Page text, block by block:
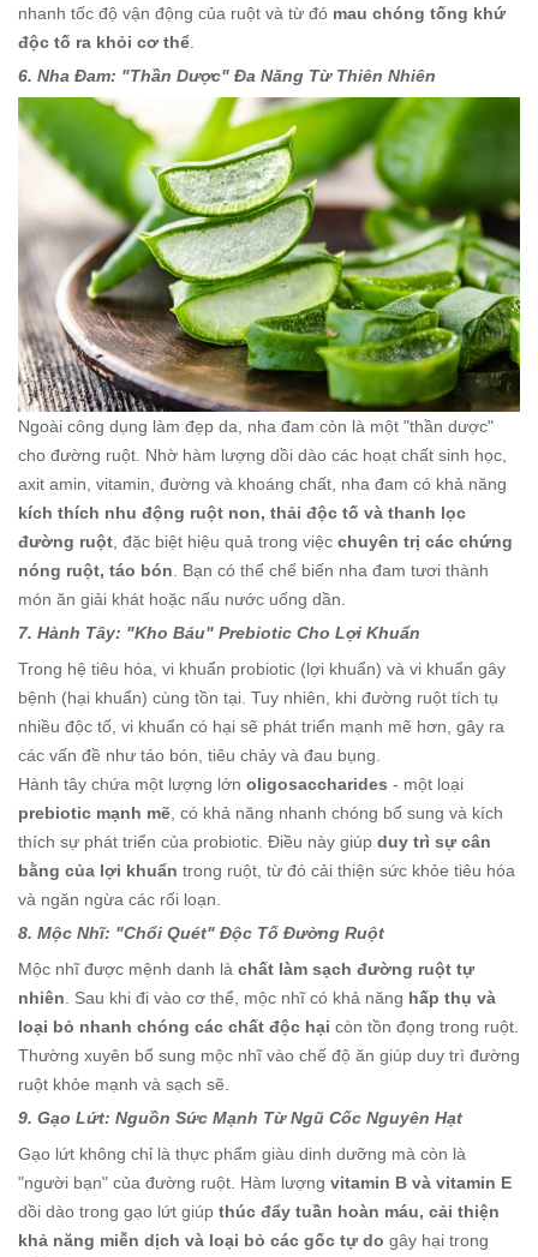
nhanh tốc độ vận động của ruột và từ đó mau chóng tống khứ
độc tố ra khỏi cơ thể.
6. Nha Đam: "Thần Dược" Đa Năng Từ Thiên Nhiên
Ngoài công dụng làm đẹp da, nha đam còn là một "thần dược"
cho đường ruột. Nhờ hàm lượng dồi dào các hoạt chất sinh học,
axit amin, vitamin, đường và khoáng chất, nha đam có khả năng
kích thích nhu động ruột non, thải độc tố và thanh lọc
đường ruột , đặc biệt hiệu quả trong việc chuyên trị các chứng
nóng ruột, táo bón . Bạn có thể chế biến nha đam tươi thành
món ăn giải khát hoặc nấu nước uống dần.
7. Hành Tây: "Kho Báu" Prebiotic Cho Lợi Khuẩn
Trong hệ tiêu hóa, vi khuẩn probiotic (lợi khuẩn) và vi khuẩn gây
bệnh (hại khuẩn) cùng tồn tại. Tuy nhiên, khi đường ruột tích tụ
nhiều độc tố, vi khuẩn có hại sẽ phát triển mạnh mẽ hơn, gây ra
các vấn đề như táo bón, tiêu chảy và đau bụng.
Hành tây chứa một lượng lớn oligosaccharides - một loại
prebiotic mạnh mẽ , có khả năng nhanh chóng bổ sung và kích
thích sự phát triển của probiotic. Điều này giúp duy trì sự cân
bằng của lợi khuẩn trong ruột, từ đó cải thiện sức khỏe tiêu hóa
và ngăn ngừa các rối loạn.
8. Mộc Nhĩ: "Chổi Quét" Độc Tố Đường Ruột
Mộc nhĩ được mệnh danh là chất làm sạch đường ruột tự
nhiên . Sau khi đi vào cơ thể, mộc nhĩ có khả năng hấp thụ và
loại bỏ nhanh chóng các chất độc hại còn tồn đọng trong ruột.
Thường xuyên bổ sung mộc nhĩ vào chế độ ăn giúp duy trì đường
ruột khỏe mạnh và sạch sẽ.
9. Gạo Lứt: Nguồn Sức Mạnh Từ Ngũ Cốc Nguyên Hạt
Gạo lứt không chỉ là thực phẩm giàu dinh dưỡng mà còn là
"người bạn" của đường ruột. Hàm lượng vitamin B và vitamin E
dồi dào trong gạo lứt giúp thúc đẩy tuần hoàn máu, cải thiện
khả năng miễn dịch và loại bỏ các gốc tự do gây hại trong